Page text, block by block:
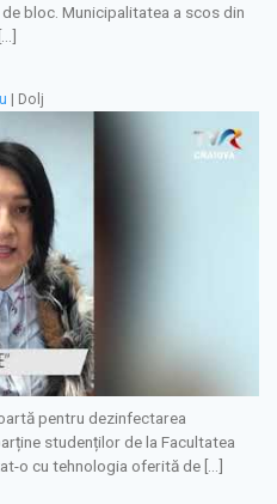
bloc. Municipalitatea a scos din
| Dolj
pentru dezinfectarea
studenților de la Facultatea
o cu tehnologia oferită de […]